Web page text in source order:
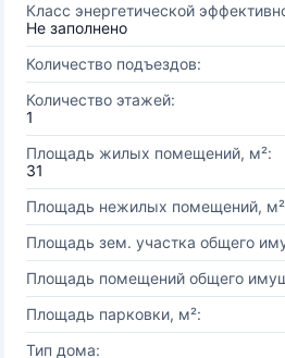
Класс энергетической
Не заполнено
Количество подъездов:
Количество этажей:
1
Площадь жилых помещений, м²:
31
Площадь нежилых помещений,
Площадь зем. участка общего
Площадь помещений общего
Площадь парковки, м²:
Тип дома: